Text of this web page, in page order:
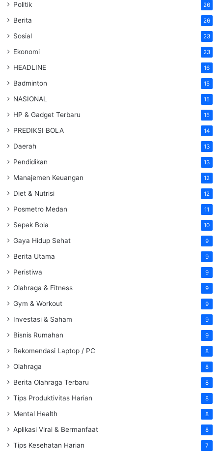
Politik 26
Berita 26
Sosial 23
Ekonomi 23
HEADLINE 16
Badminton 15
NASIONAL 15
HP & Gadget Terbaru 15
PREDIKSI BOLA 14
Daerah 13
Pendidikan 13
Manajemen Keuangan 12
Diet & Nutrisi 12
Posmetro Medan 11
Sepak Bola 10
Gaya Hidup Sehat 9
Berita Utama 9
Peristiwa 9
Olahraga & Fitness 9
Gym & Workout 9
Investasi & Saham 9
Bisnis Rumahan 9
Rekomendasi Laptop / PC 8
Olahraga 8
Berita Olahraga Terbaru 8
Tips Produktivitas Harian 8
Mental Health 8
Aplikasi Viral & Bermanfaat 8
Tips Kesehatan Harian 7